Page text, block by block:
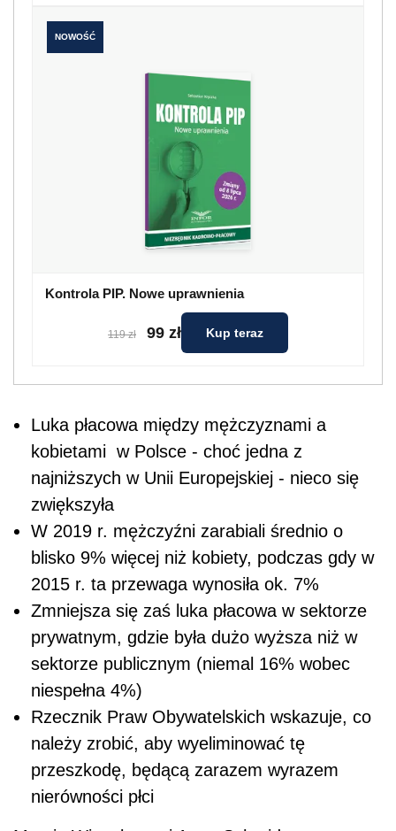
NOWOŚĆ
Kontrola PIP. Nowe uprawnienia
119 zł 99 zł Kup teraz
Luka płacowa między mężczyznami a
kobietami w Polsce - choć jedna z
najniższych w Unii Europejskiej - nieco się
zwiększyła
W 2019 r. mężczyźni zarabiali średnio o
blisko 9% więcej niż kobiety, podczas gdy w
2015 r. ta przewaga wynosiła ok. 7%
Zmniejsza się zaś luka płacowa w sektorze
prywatnym, gdzie była dużo wyższa niż w
sektorze publicznym (niemal 16% wobec
niespełna 4%)
Rzecznik Praw Obywatelskich wskazuje, co
należy zrobić, aby wyeliminować tę
przeszkodę, będącą zarazem wyrazem
nierówności płci